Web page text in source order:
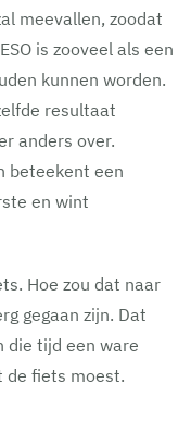
meevallen, zoodat
is zooveel als een
kunnen worden.
resultaat
anders over.
beteekent een
en wint
Hoe zou dat naar
gegaan zijn. Dat
die tijd een ware
de fiets moest.